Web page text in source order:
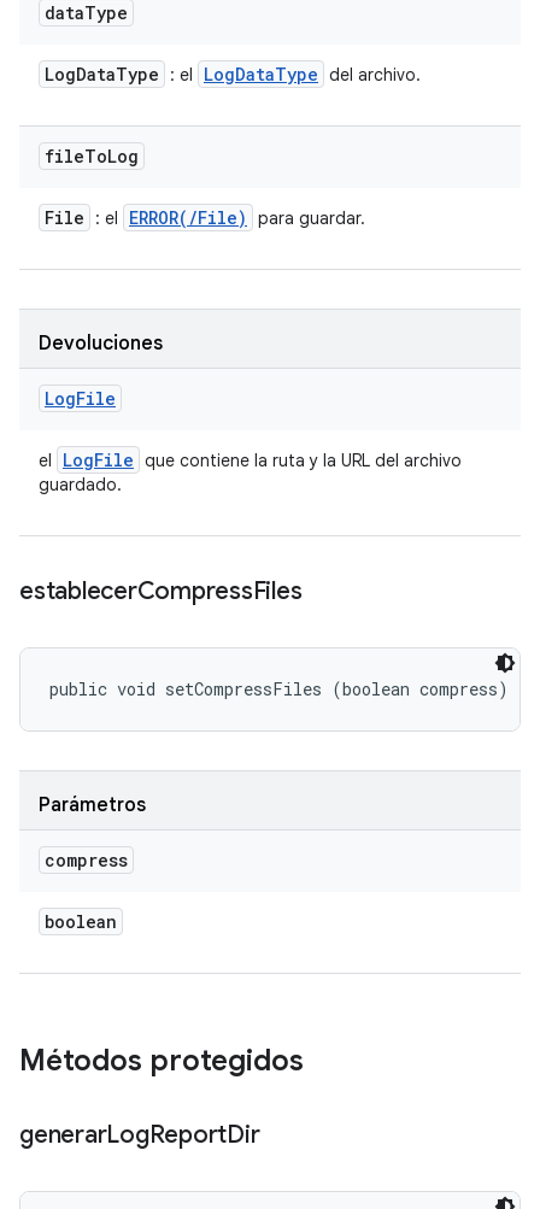
dataType
LogDataType : el LogDataType del archivo.
fileToLog
File : el ERROR( /File) para guardar.
Devoluciones
LogFile
el LogFile que contiene la ruta y la URL del archivo
guardado.
establecerCompressFiles
public void setCompressFiles (boolean compress)
Parámetros
compress
boolean
Métodos protegidos
generarLogReportDir